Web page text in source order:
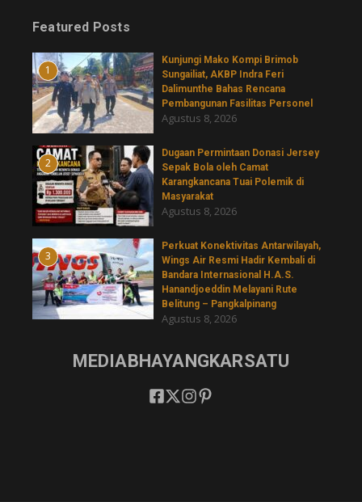
Featured Posts
1
Kunjungi Mako Kompi Brimob
Sungailiat, AKBP Indra Feri
Dalimunthe Bahas Rencana
Pembangunan Fasilitas Personel
Agustus 8, 2026
2
‎Dugaan Permintaan Donasi Jersey
Sepak Bola oleh Camat
Karangkancana Tuai Polemik di
Masyarakat
Agustus 8, 2026
3
Perkuat Konektivitas Antarwilayah,
Wings Air Resmi Hadir Kembali di
Bandara Internasional H.A.S.
Hanandjoeddin Melayani Rute
Belitung – Pangkalpinang
Agustus 8, 2026
MEDIABHAYANGKARSATU